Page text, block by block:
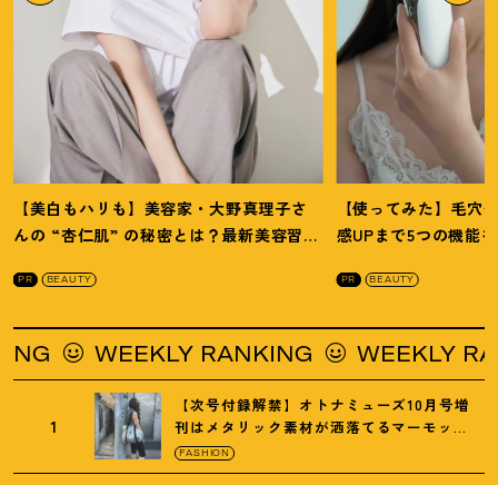
【美白もハリも】美容家・大野真理子さ
んの “杏仁肌” の秘密とは ？ 最新美容習慣
PR BEAUTY
【使ってみた】毛穴
感UPまで5つの機能
PR BEAUTY
WEEKLY RANKING WEEKLY
1
【次号付録解禁】オトナミューズ10月号増
刊はメタリック素材が洒落てるマーモット
の保冷バッグ
FASHION